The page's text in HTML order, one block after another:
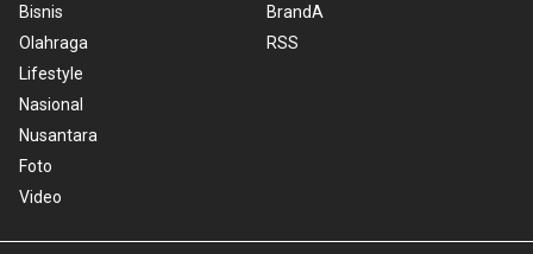
Bisnis
Olahraga
Lifestyle
Nasional
Nusantara
Foto
Video
BrandA
RSS